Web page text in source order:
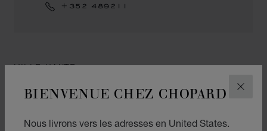
BIENVENUE CHEZ CHOPARD
Nous livrons vers les adresses en United States.
+352 489211
VILLE-HAUTE